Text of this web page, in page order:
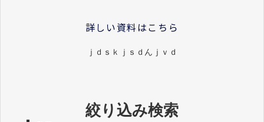
詳しい資料はこちら
ｊｄｓｋｊｓｄんｊｖｄ
絞り込み検索